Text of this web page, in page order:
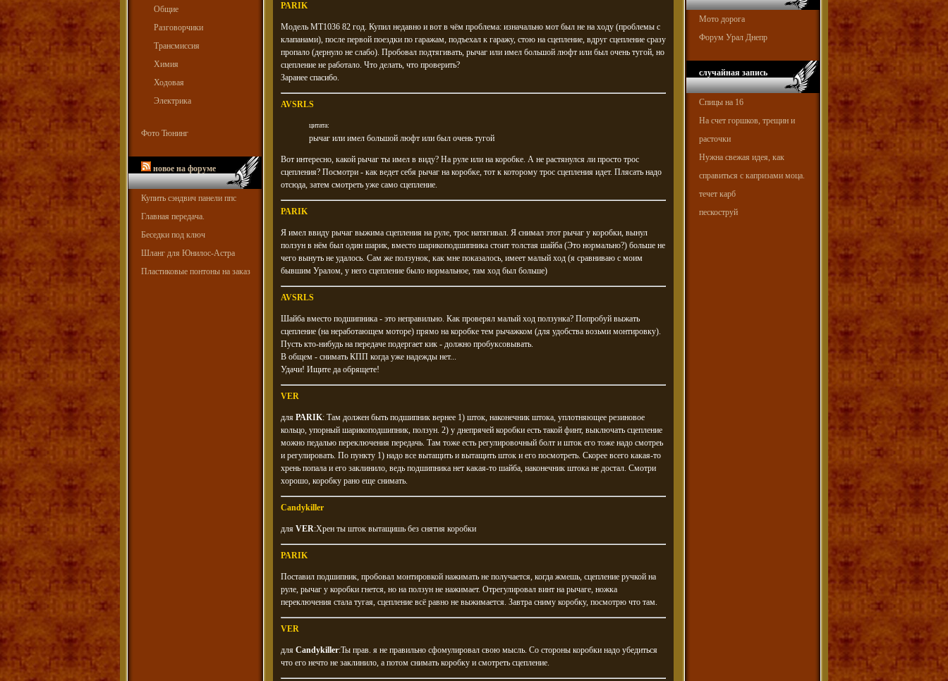
Общие
Разговорчики
Трансмиссия
Химия
Ходовая
Электрика
Фото Тюнинг
новое на форуме
Купить сэндвич панели ппс
Главная передача.
Беседки под ключ
Шланг для Юнилос-Астра
Пластиковые понтоны на заказ
PARIK
Модель МТ1036 82 год. Купил недавно и вот в чём проблема: изначально мот был не на ходу (проблемы с
клапанами), после первой поездки по гаражам, подъехал к гаражу, стою на сцепление, вдруг сцепление сразу
пропало (дернуло не слабо). Пробовал подтягивать, рычаг или имел большой люфт или был очень тугой, но
сцепление не работало. Что делать, что проверить?
Заранее спасибо.
AVSRLS
цитата:
рычаг или имел большой люфт или был очень тугой
Вот интересно, какой рычаг ты имел в виду? На руле или на коробке. А не растянулся ли просто трос
сцепления? Посмотри - как ведет себя рычаг на коробке, тот к которому трос сцепления идет. Плясать надо
отсюда, затем смотреть уже само сцепление.
PARIK
Я имел ввиду рычаг выжима сцепления на руле, трос натягивал. Я снимал этот рычаг у коробки, вынул
ползун в нём был один шарик, вместо шарикоподшипника стоит толстая шайба (Это нормально?) больше не
чего вынуть не удалось. Сам же ползунок, как мне показалось, имеет малый ход (я сравниваю с моим
бывшим Уралом, у него сцепление было нормальное, там ход был больше)
AVSRLS
Шайба вместо подшипника - это неправильно. Как проверял малый ход ползунка? Попробуй выжать
сцепление (на неработающем моторе) прямо на коробке тем рычажком (для удобства возьми монтировку).
Пусть кто-нибудь на передаче подергает кик - должно пробуксовывать.
В общем - снимать КПП когда уже надежды нет...
Удачи! Ищите да обрящете!
VER
для PARIK: Там должен быть подшипник вернее 1) шток, наконечник штока, уплотняющее резиновое
кольцо, упорный шарикоподшипник, ползун. 2) у днепрячей коробки есть такой финт, выключать сцепление
можно педалью переключения передачь. Там тоже есть регулировочный болт и шток его тоже надо смотреь
и регулировать. По пункту 1) надо все вытащить и вытащить шток и его посмотреть. Скорее всего какая-то
хрень попала и его заклинило, ведь подшипника нет какая-то шайба, наконечник штока не достал. Смотри
хорошо, коробку рано еще снимать.
Candykiller
для VER:Хрен ты шток вытащишь без снятия коробки
PARIK
Поставил подшипник, пробовал монтировкой нажимать не получается, когда жмешь, сцепление ручкой на
руле, рычаг у коробки гнется, но на ползун не нажимает. Отрегулировал винт на рычаге, ножка
переключения стала тугая, сцепление всё равно не выжимается. Завтра сниму коробку, посмотрю что там.
VER
для Candykiller:Ты прав. я не правильно сфомулировал свою мысль. Со стороны коробки надо убедиться
что его нечто не заклинило, а потом снимать коробку и смотреть сцепление.
Мото дорога
Форум Урал Днепр
случайная запись
Спицы на 16
На счет горшков, трещин и
расточки
Нужна свежая идея, как
справиться с капризами моца.
течет карб
пескоструй